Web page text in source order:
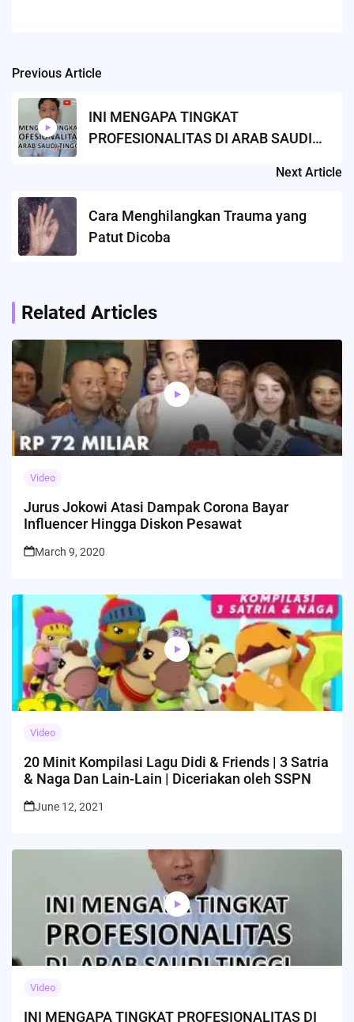
Post
navigation
Previous Article
INI MENGAPA TINGKAT
PROFESIONALITAS DI ARAB SAUDI
Next Article
Cara Menghilangkan Trauma yang
Patut Dicoba
Related Articles
Video
Jurus Jokowi Atasi Dampak Corona Bayar
Influencer Hingga Diskon Pesawat
March 9, 2020
Video
20 Minit Kompilasi Lagu Didi & Friends | 3 Satria
& Naga Dan Lain-Lain | Diceriakan oleh SSPN
June 12, 2021
Video
INI MENGAPA TINGKAT PROFESIONALITAS DI